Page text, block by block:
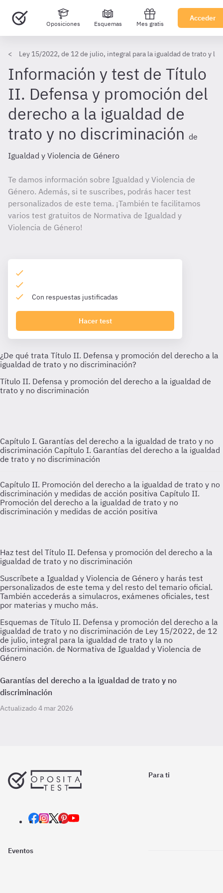
Oposiciones Esquemas Mes gratis
Acceder
Ley 15/2022, de 12 de julio, integral para la igualdad de trato y la
Información y test de Título
II. Defensa y promoción del
derecho a la igualdad de
trato y no discriminación de
Igualdad y Violencia de Género
Te damos información sobre Igualdad y Violencia de
Género. Además, si te suscribes, podrás hacer test
personalizados de este tema. ¡También te facilitamos
varios test gratuitos de Normativa de Igualdad y
Violencia de Género!
Con respuestas justificadas
Hacer test
Capítulo I. Garantías del derecho a la igualdad de trato y no
discriminación Capítulo I. Garantías del derecho a la igualdad
de trato y no discriminación
Capítulo II. Promoción del derecho a la igualdad de trato y no
discriminación y medidas de acción positiva Capítulo II.
Promoción del derecho a la igualdad de trato y no
discriminación y medidas de acción positiva
Esquemas de Título II. Defensa y promoción del derecho a la
igualdad de trato y no discriminación de Ley 15/2022, de 12
de julio, integral para la igualdad de trato y la no
discriminación. de Normativa de Igualdad y Violencia de
Género
Garantías del derecho a la igualdad de trato y no
discriminación
Actualizado 4 mar 2026
Para ti
Eventos